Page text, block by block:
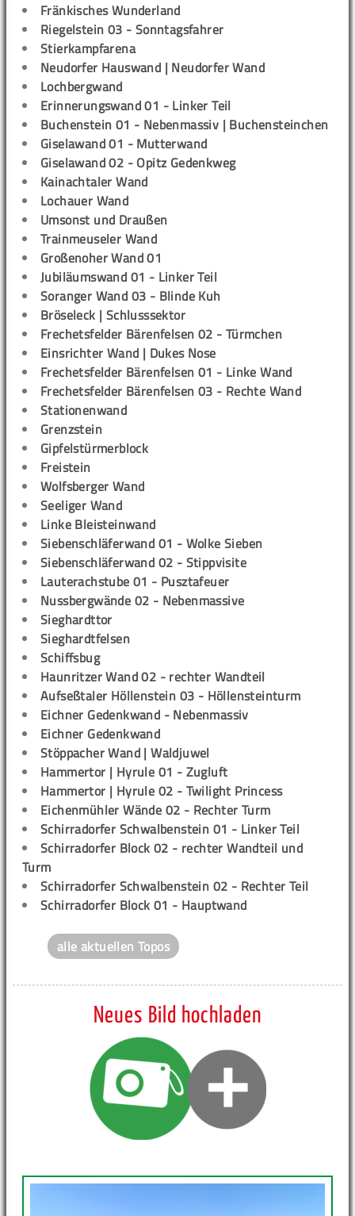
Fränkisches Wunderland
Riegelstein 03 - Sonntagsfahrer
Stierkampfarena
Neudorfer Hauswand | Neudorfer Wand
Lochbergwand
Erinnerungswand 01 - Linker Teil
Buchenstein 01 - Nebenmassiv | Buchensteinchen
Giselawand 01 - Mutterwand
Giselawand 02 - Opitz Gedenkweg
Kainachtaler Wand
Lochauer Wand
Umsonst und Draußen
Trainmeuseler Wand
Großenoher Wand 01
Jubiläumswand 01 - Linker Teil
Soranger Wand 03 - Blinde Kuh
Bröseleck | Schlusssektor
Frechetsfelder Bärenfelsen 02 - Türmchen
Einsrichter Wand | Dukes Nose
Frechetsfelder Bärenfelsen 01 - Linke Wand
Frechetsfelder Bärenfelsen 03 - Rechte Wand
Stationenwand
Grenzstein
Gipfelstürmerblock
Freistein
Wolfsberger Wand
Seeliger Wand
Linke Bleisteinwand
Siebenschläferwand 01 - Wolke Sieben
Siebenschläferwand 02 - Stippvisite
Lauterachstube 01 - Pusztafeuer
Nussbergwände 02 - Nebenmassive
Sieghardttor
Sieghardtfelsen
Schiffsbug
Haunritzer Wand 02 - rechter Wandteil
Aufseßtaler Höllenstein 03 - Höllensteinturm
Eichner Gedenkwand - Nebenmassiv
Eichner Gedenkwand
Stöppacher Wand | Waldjuwel
Hammertor | Hyrule 01 - Zugluft
Hammertor | Hyrule 02 - Twilight Princess
Eichenmühler Wände 02 - Rechter Turm
Schirradorfer Schwalbenstein 01 - Linker Teil
Schirradorfer Block 02 - rechter Wandteil und
Turm
Schirradorfer Schwalbenstein 02 - Rechter Teil
Schirradorfer Block 01 - Hauptwand
alle aktuellen Topos
Neues Bild hochladen